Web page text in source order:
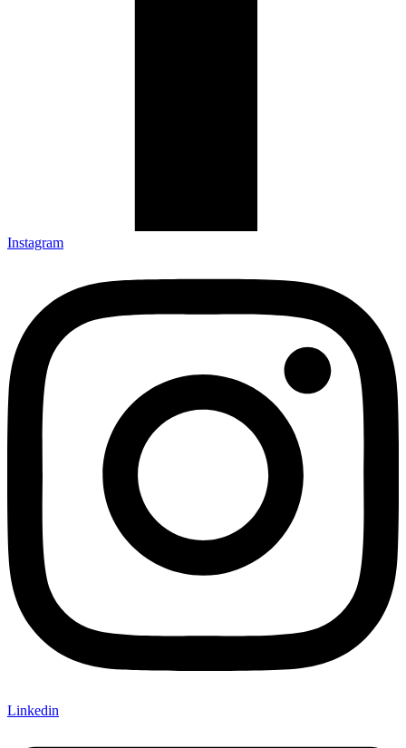
Instagram
Linkedin